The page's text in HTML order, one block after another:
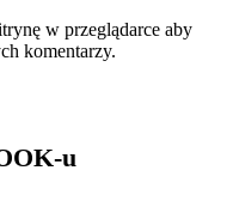
w przeglądarce aby
komentarzy.
u